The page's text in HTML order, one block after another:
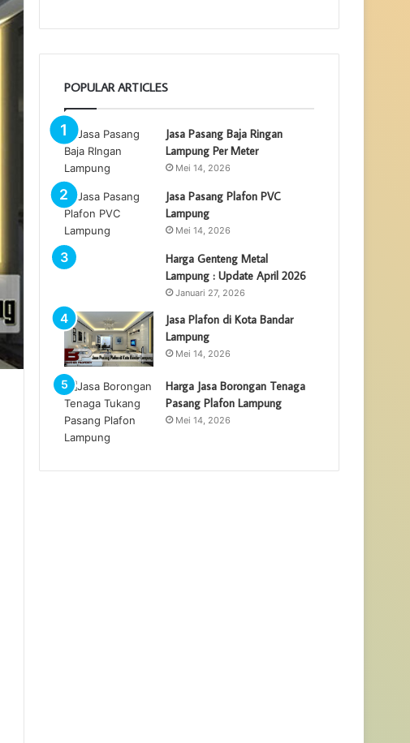
POPULAR ARTICLES
Jasa Pasang Baja Ringan
Lampung Per Meter
Mei 14, 2026
Jasa Pasang Plafon PVC
Lampung
Mei 14, 2026
Harga Genteng Metal
Lampung : Update April 2026
Januari 27, 2026
Jasa Plafon di Kota Bandar
Lampung
Mei 14, 2026
Harga Jasa Borongan Tenaga
Pasang Plafon Lampung
Mei 14, 2026